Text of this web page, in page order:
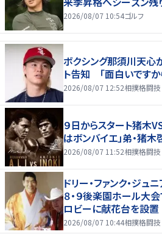
2026/08/07 10:54ゴルフ
ボクシング那須川天心
ト告知 「面白いですか
2026/08/07 12:52相撲格闘技
９日からスタート猪木
はボンバイエ」弟・猪
2026/08/07 11:52相撲格闘技
ドリー・ファンク・ジュ
８・９後楽園ホール大
ロビーに献花台を設置
2026/08/07 10:44相撲格闘技